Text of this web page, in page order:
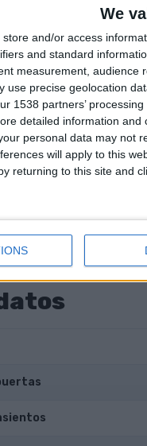
We
store and/or access
and standard
measurement, audience
use precise geolocation
1538 partners’
detailed information and
personal data may not
will apply to this
returning to this site and
por cilindro
agujero